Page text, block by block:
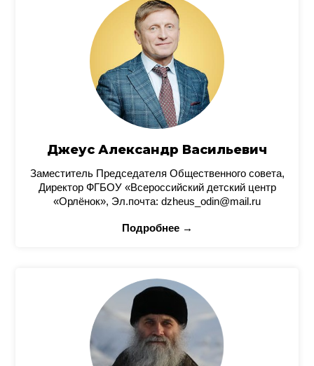
Джеус Александр Васильевич
Заместитель Председателя Общественного совета,
Директор ФГБОУ «Всероссийский детский центр
«Орлёнок», Эл.почта: dzheus_odin@mail.ru
Подробнее →